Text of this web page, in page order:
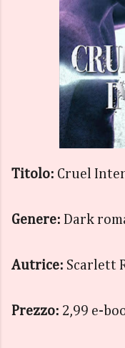
Titolo: Cruel
Genere: Dark
Autrice: Scarlett
Prezzo: 2,99 e-